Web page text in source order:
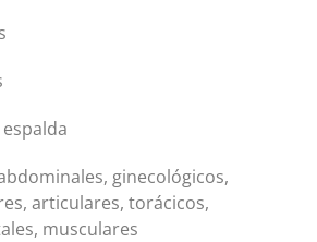
ginecológicos,
articulares, torácicos,
musculares